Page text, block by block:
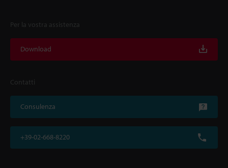
Per la vostra assistenza
Download
Contatti
Consulenza
+39-02-668-8220